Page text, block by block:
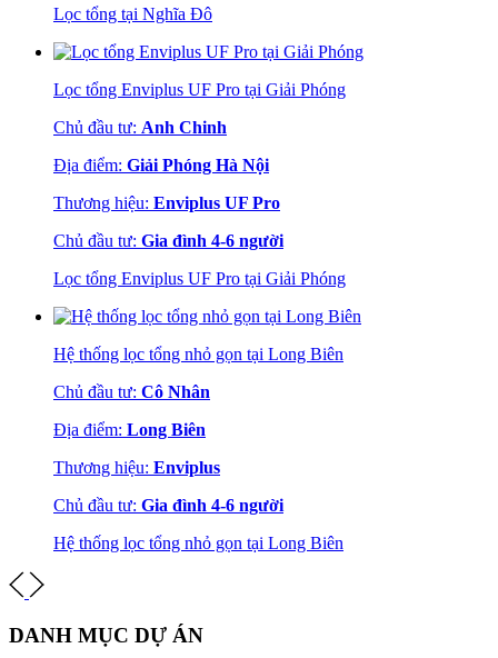
Lọc tổng tại Nghĩa Đô
Lọc tổng Enviplus UF Pro tại Giải Phóng
Chủ đầu tư: Anh Chinh
Địa điểm: Giải Phóng Hà Nội
Thương hiệu: Enviplus UF Pro
Chủ đầu tư: Gia đình 4-6 người
Lọc tổng Enviplus UF Pro tại Giải Phóng
Hệ thống lọc tổng nhỏ gọn tại Long Biên
Chủ đầu tư: Cô Nhân
Địa điểm: Long Biên
Thương hiệu: Enviplus
Chủ đầu tư: Gia đình 4-6 người
Hệ thống lọc tổng nhỏ gọn tại Long Biên
DANH MỤC DỰ ÁN